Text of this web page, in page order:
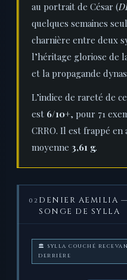
au portrait de César (
quelques semaines
charnière entre deux
l’héritage gloriose de
et la propagande
L’indice de rareté de
est 6/10+, pour 71
CRRO. Il est frappé
moyenne 3,61 g.
02 DENIER AEMILIA
SONGE DE SYLLA
🏛 SYLLA COUCHÉ
DERRIÈRE